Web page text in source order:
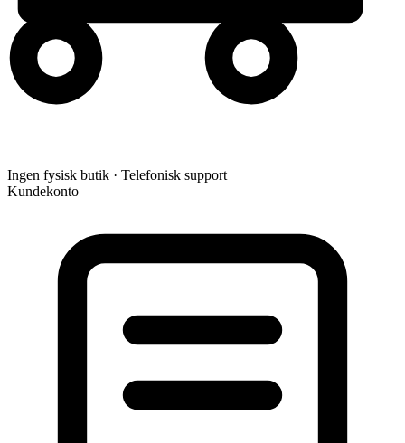
Ingen fysisk butik · Telefonisk support
Kundekonto